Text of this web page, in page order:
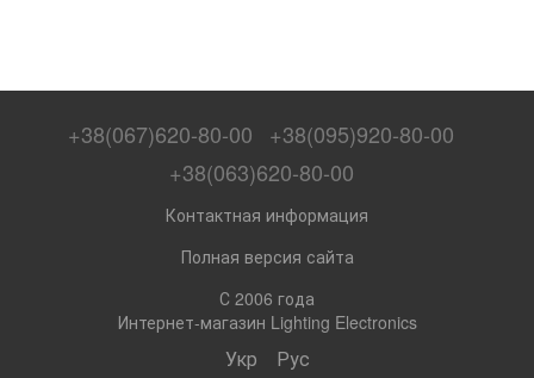
+38(067)620-80-00
+38(095)920-80-00
+38(063)620-80-00
Контактная информация
Полная версия сайта
С 2006 года
Интернет-магазин Lighting Electronics
Укр Рус